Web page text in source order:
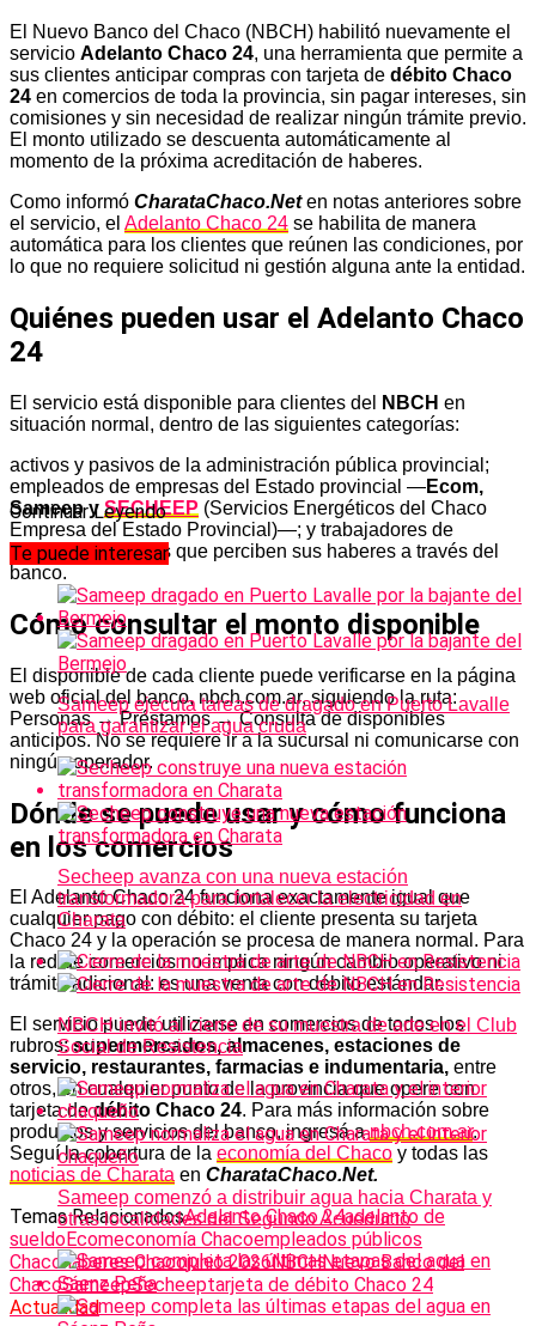
El Nuevo Banco del Chaco (NBCH) habilitó nuevamente el
servicio Adelanto Chaco 24, una herramienta que permite a
sus clientes anticipar compras con tarjeta de débito Chaco
24 en comercios de toda la provincia, sin pagar intereses, sin
comisiones y sin necesidad de realizar ningún trámite previo.
El monto utilizado se descuenta automáticamente al
momento de la próxima acreditación de haberes.
Como informó CharataChaco.Neten notas anteriores sobre
el servicio, el Adelanto Chaco 24 se habilita de manera
automática para los clientes que reúnen las condiciones, por
lo que no requiere solicitud ni gestión alguna ante la entidad.
Quiénes pueden usar el Adelanto Chaco
24
El servicio está disponible para clientes del NBCH en
situación normal, dentro de las siguientes categorías:
activos y pasivos de la administración pública provincial;
empleados de empresas del Estado provincial —Ecom,
Sameep y SECHEEP (Servicios Energéticos del Chaco
Empresa del Estado Provincial)—; y trabajadores de
empresas privadas que perciben sus haberes a través del
banco.
Cómo consultar el monto disponible
El disponible de cada cliente puede verificarse en la página
web oficial del banco, nbch.com.ar, siguiendo la ruta:
Personas → Préstamos → Consulta de disponibles
anticipos. No se requiere ir a la sucursal ni comunicarse con
ningún operador.
Dónde se puede usar y cómo funciona
en los comercios
El Adelanto Chaco 24 funciona exactamente igual que
cualquier pago con débito: el cliente presenta su tarjeta
Chaco 24 y la operación se procesa de manera normal. Para
la red de comercios no implica ningún cambio operativo ni
trámite adicional: es una venta con débito estándar.
El servicio puede utilizarse en comercios de todos los
rubros:supermercados, almacenes, estaciones de
servicio, restaurantes, farmacias e indumentaria, entre
otros, en cualquier punto de la provincia que opere con
tarjeta dedébito Chaco 24. Para más información sobre
productos y servicios del banco, ingresá anbch.com.ar.
Seguí la cobertura de la economía del Chaco y todas las
noticias de Charata en CharataChaco.Net.
Temas RelacionadosAdelanto Chaco 24adelanto de
sueldoEcomeconomía Chacoempleados públicos
Chacohaberes Chacojunio 2026NBCHNuevo Banco del
ChacoSameepSecheeptarjeta de débito Chaco 24
Actualidad
Continuar Leyendo
Te puede interesar
Sameep ejecuta tareas de dragado en Puerto Lavalle
para garantizar el agua cruda
Secheep avanza con una nueva estación
transformadora para fortalecer la electricidad en
Charata
NBCH invitó al cierre de su muestra de arte en el Club
Social de Resistencia
Sameep comenzó a distribuir agua hacia Charata y
otras localidades del Segundo Acueducto